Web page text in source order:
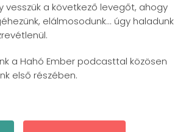
vesszük a következő levegőt, ahogy
elálmosodunk... úgy haladunk
a Hahó Ember podcasttal közösen
első részében.